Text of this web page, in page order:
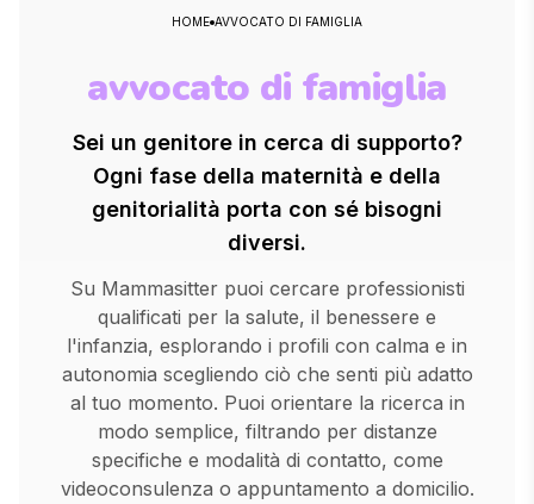
HOME AVVOCATO DI FAMIGLIA
avvocato di famiglia
Sei un genitore in cerca di supporto?
Ogni fase della maternità e della
genitorialità porta con sé bisogni
diversi.
Su Mammasitter puoi cercare professionisti
qualificati per la salute, il benessere e
l'infanzia, esplorando i profili con calma e in
autonomia scegliendo ciò che senti più adatto
al tuo momento. Puoi orientare la ricerca in
modo semplice, filtrando per distanze
specifiche e modalità di contatto, come
videoconsulenza o appuntamento a domicilio.